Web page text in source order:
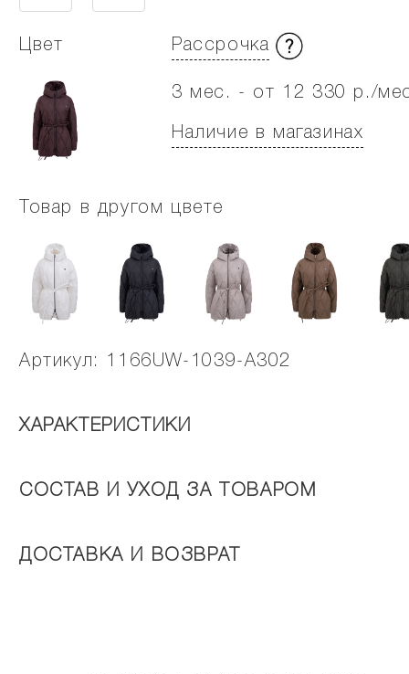
Цвет Рассрочка
3 мес. - от 12 330 р./
Наличие в магазинах
Товар в другом цвете
Артикул: 1166UW-1039-A302
ХАРАКТЕРИСТИКИ
СОСТАВ И УХОД ЗА ТОВАРОМ
ДОСТАВКА И ВОЗВРАТ